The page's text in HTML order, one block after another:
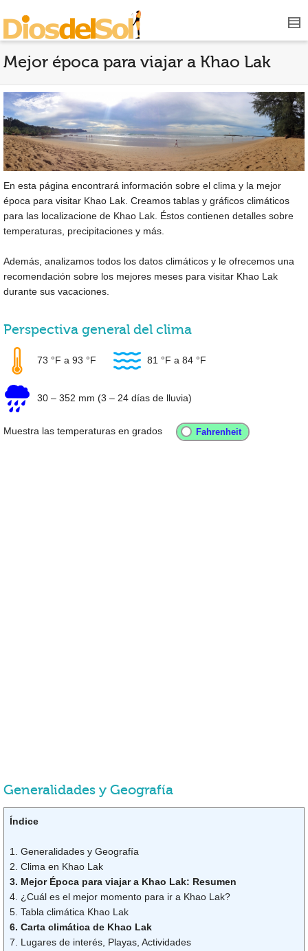
Mejor época para viajar a Khao Lak
En esta página encontrará información sobre el clima y la mejor
época para visitar Khao Lak. Creamos tablas y gráficos climáticos
para las localizacione de Khao Lak. Éstos contienen detalles sobre
temperaturas, precipitaciones y más.
Además, analizamos todos los datos climáticos y le ofrecemos una
recomendación sobre los mejores meses para visitar Khao Lak
durante sus vacaciones.
Perspectiva general del clima
73 °F a 93 °F 81 °F a 84 °F
30 – 352 mm (3 – 24 días de lluvia)
Muestra las temperaturas en grados
Generalidades y Geografía
Índice
1. Generalidades y Geografía
2. Clima en Khao Lak
3. Mejor Época para viajar a Khao Lak: Resumen
4. ¿Cuál es el mejor momento para ir a Khao Lak?
5. Tabla climática Khao Lak
6. Carta climática de Khao Lak
7. Lugares de interés, Playas, Actividades